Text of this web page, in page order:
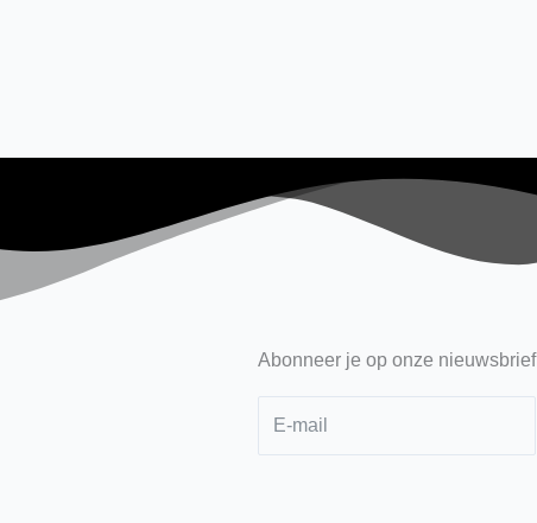
Abonneer je op onze nieuwsbrief